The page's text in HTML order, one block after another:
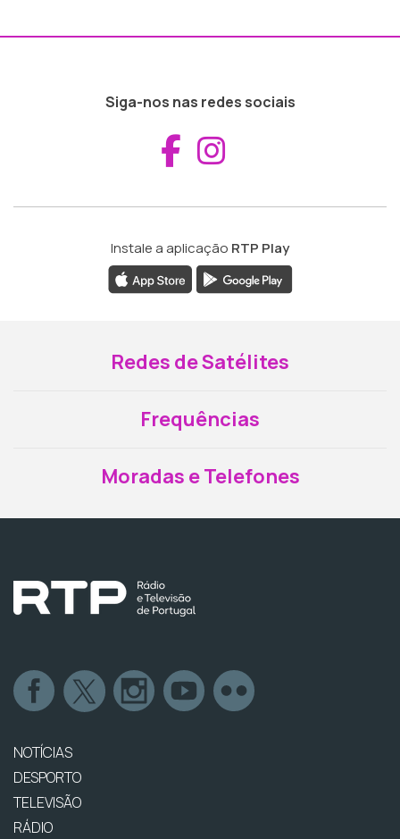
Siga-nos nas redes sociais
Aceder ao
Instale a aplicação RTP Play
Redes de Satélites
Frequências
Moradas e Telefones
NOTÍCIAS
DESPORTO
TELEVISÃO
RÁDIO